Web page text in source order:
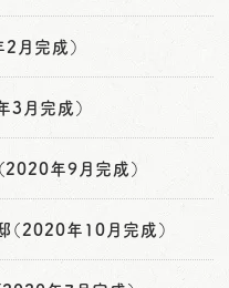
月完成）
月完成）
年9月完成）
2020年10月完成）